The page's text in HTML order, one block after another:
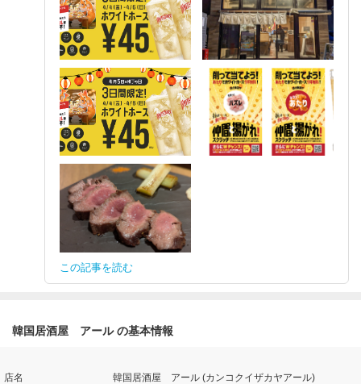
この記事を読む
韓国居酒屋 アール の基本情報
店名 韓国居酒屋 アール (カンコクイザカヤアール)